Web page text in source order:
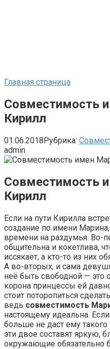
Главная страница
Совместимость
Кирилл
01.06.2018Рубрика:
admin
Совместимость
Кирилл
Если на пути Кирилла
создание по имени
времени на раздумья. Во-
общительна и кокетлива,
иссякает, а кто-то из них
А во-вторых, и сама
неё быть свободной — это
корона принцессы ей
стоит поторопиться
ведь совместимость
настоящему идеальна.
больше не даст ему
эти двое составят яркую,
окружающие обязательно